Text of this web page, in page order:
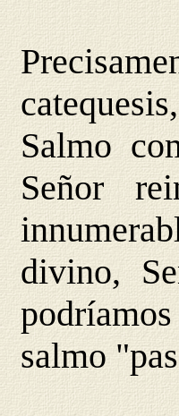
Salmo
Señor
divino,
salmo